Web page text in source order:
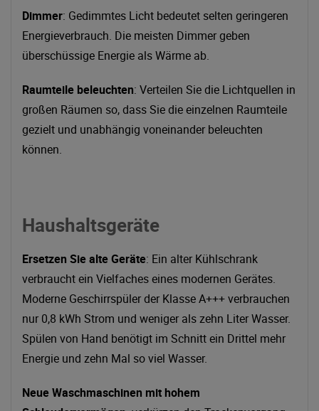
Dimmer: Gedimmtes Licht bedeutet selten geringeren
Energieverbrauch. Die meisten Dimmer geben
überschüssige Energie als Wärme ab.
Raumteile beleuchten: Verteilen Sie die Lichtquellen in
großen Räumen so, dass Sie die einzelnen Raumteile
gezielt und unabhängig voneinander beleuchten
können.
Haushaltsgeräte
Ersetzen Sie alte Geräte: Ein alter Kühlschrank
verbraucht ein Vielfaches eines modernen Gerätes.
Moderne Geschirrspüler der Klasse A+++ verbrauchen
nur 0,8 kWh Strom und weniger als zehn Liter Wasser.
Spülen von Hand benötigt im Schnitt ein Drittel mehr
Energie und zehn Mal so viel Wasser.
Neue Waschmaschinen mit hohem